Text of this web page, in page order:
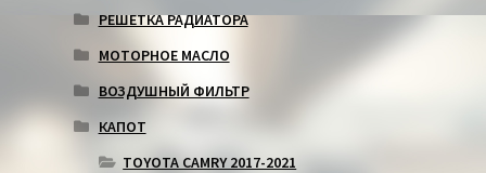
РЕШЕТКА РАДИАТОРА
МОТОРНОЕ МАСЛО
ВОЗДУШНЫЙ ФИЛЬТР
КАПОТ
TOYOTA CAMRY 2017-2021